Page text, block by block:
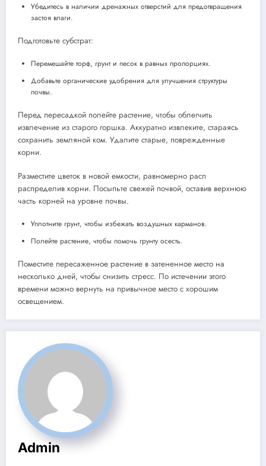
Убедитесь в наличии дренажных отверстий для предотвращения
застоя влаги.
Подготовьте субстрат:
Перемешайте торф, грунт и песок в равных пропорциях.
Добавьте органические удобрения для улучшения структуры
почвы.
Перед пересадкой полейте растение, чтобы облегчить
извлечение из старого горшка. Аккуратно извлеките, стараясь
сохранить земляной ком. Удалите старые, поврежденные
корни.
Разместите цветок в новой емкости, равномерно расп
распределив корни. Посыпьте свежей почвой, оставив верхнюю
часть корней на уровне почвы.
Уплотните грунт, чтобы избежать воздушных карманов.
Полейте растение, чтобы помочь грунту осесть.
Поместите пересаженное растение в затененное место на
несколько дней, чтобы снизить стресс. По истечении этого
времени можно вернуть на привычное место с хорошим
освещением.
Admin